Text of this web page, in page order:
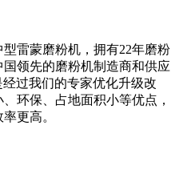
雷蒙磨粉机，拥有22年磨粉
领先的磨粉机制造商和供应
过我们的专家优化升级改
环保、占地面积小等优点，
更高。